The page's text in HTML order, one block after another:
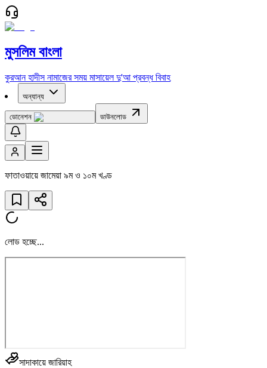
মুসলিম বাংলা
কুরআন হাদীস নামাজের সময় মাসায়েল দু'আ প্রবন্ধ বিবাহ
অন্যান্য
ডোনেশন ডাউনলোড
ফাতাওয়ায়ে জামেয়া ৯ম ও ১০ম খণ্ড
লোড হচ্ছে...
সাদাকায়ে জারিয়াহ